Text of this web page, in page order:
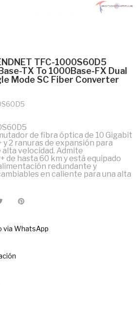
TFC-1000S60D5
TX To 1000Base-FX Dual
Mode SC Fiber Converter
de fibra óptica de 10 Gigabit
y 2 ranuras de expansión para
alta velocidad. Admite
de hasta 60 km y está equipado
redundante y
en caliente para una alta
via WhatsApp